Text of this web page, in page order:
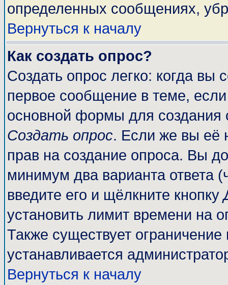
определенных сообщениях,
Вернуться к началу
Как создать опрос?
Создать опрос легко: когда вы
первое сообщение в теме,
основной формы для
Создать опрос. Если же вы её
прав на создание опроса. Вы
минимум два варианта ответа
введите его и щёлкните кнопку
установить лимит времени на
Также существует ограничение
устанавливается
Вернуться к началу